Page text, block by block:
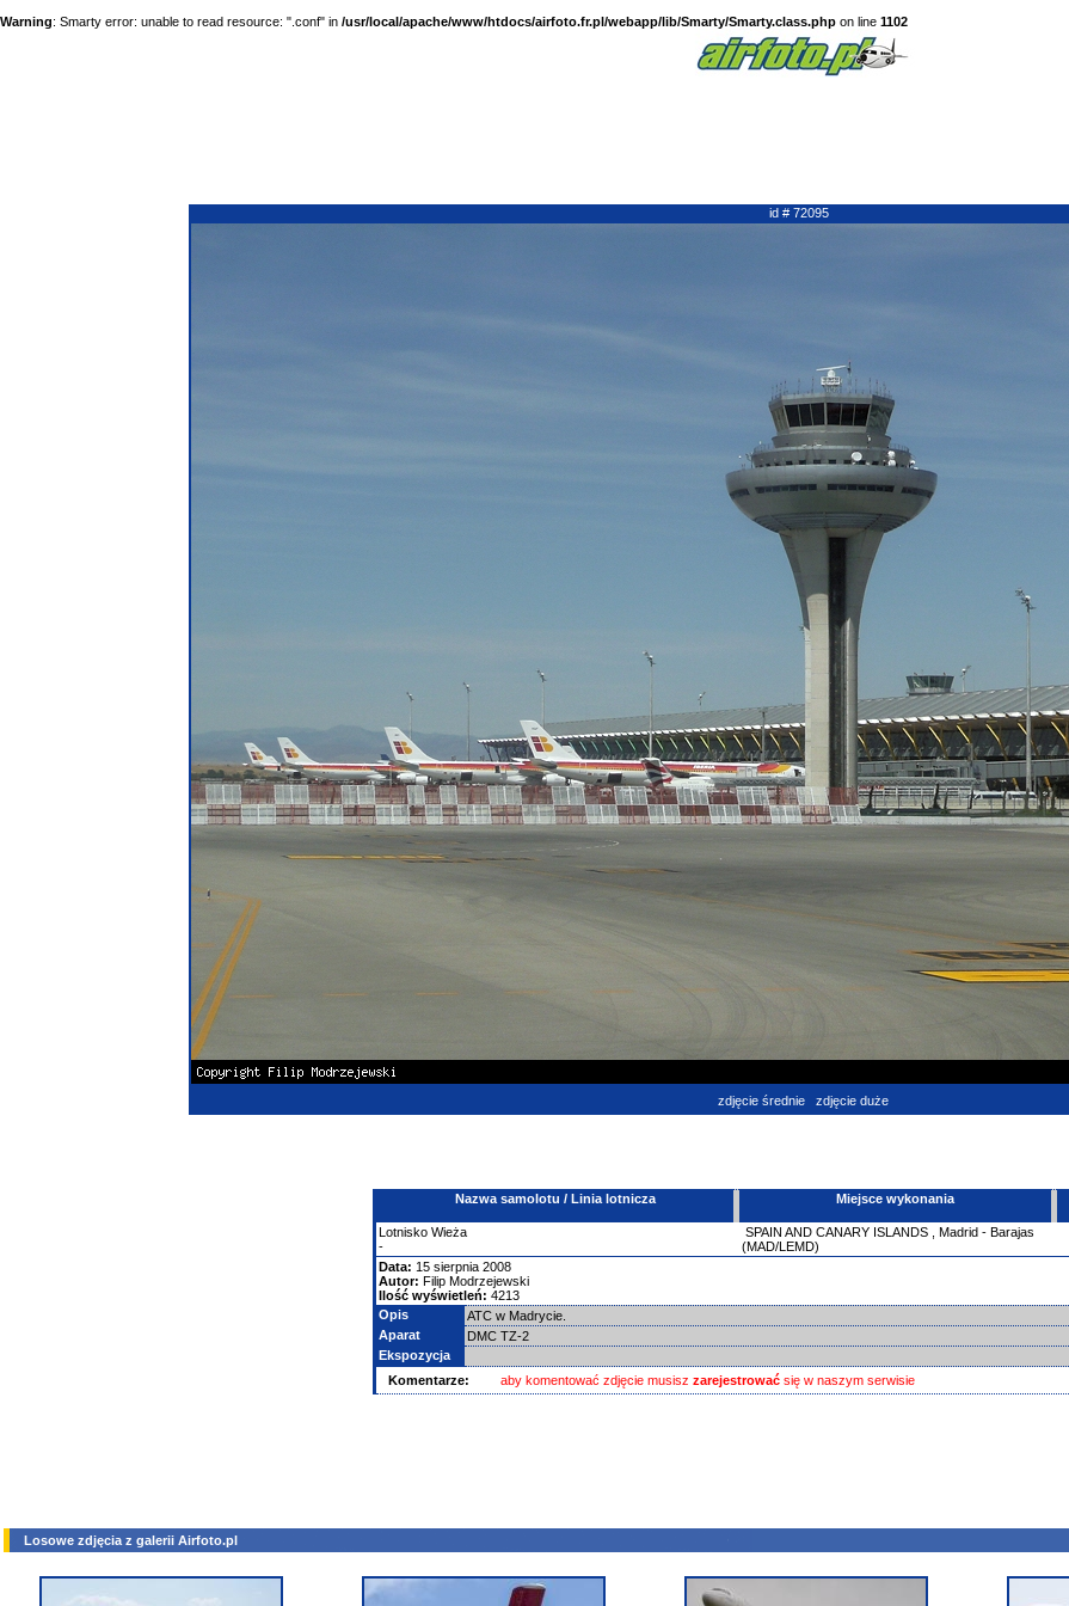
Warning: Smarty error: unable to read resource: ".conf" in /usr/local/apache/www/htdocs/airfoto.fr.pl/webapp/lib/Smarty/Smarty.class.php on line 1102
id # 72095
zdjęcie średnie zdjęcie duże
Nazwa samolotu / Linia lotnicza Miejsce wykonania
Lotnisko Wieża
-
SPAIN AND CANARY ISLANDS
Madrid - Barajas
(MAD/LEMD)
Data: 15 sierpnia 2008
Autor: Filip Modrzejewski
Ilość wyświetleń: 4213
Opis
ATC w Madrycie.
Aparat
DMC TZ-2
Ekspozycja
Komentarze:
aby komentować zdjęcie musisz zarejestrować się w naszym serwisie
Losowe zdjęcia z galerii Airfoto.pl